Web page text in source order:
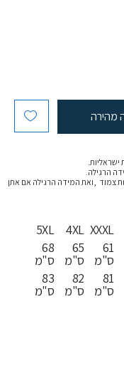
מהירה
ישראליות.
הרגילה.
צמוד ,ואת המידה הרגילה אם אתן
5XL
68
ס"מ
83
ס"מ
4XL
65
ס"מ
82
ס"מ
XXXL
61
ס"מ
81
ס"מ